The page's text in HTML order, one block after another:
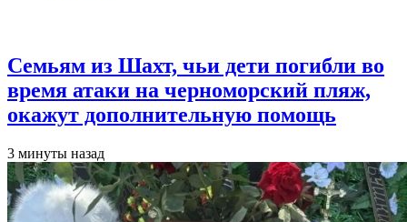
Семьям из Шахт, чьи дети погибли во
время атаки на черноморский пляж,
окажут дополнительную помощь
3 минуты назад